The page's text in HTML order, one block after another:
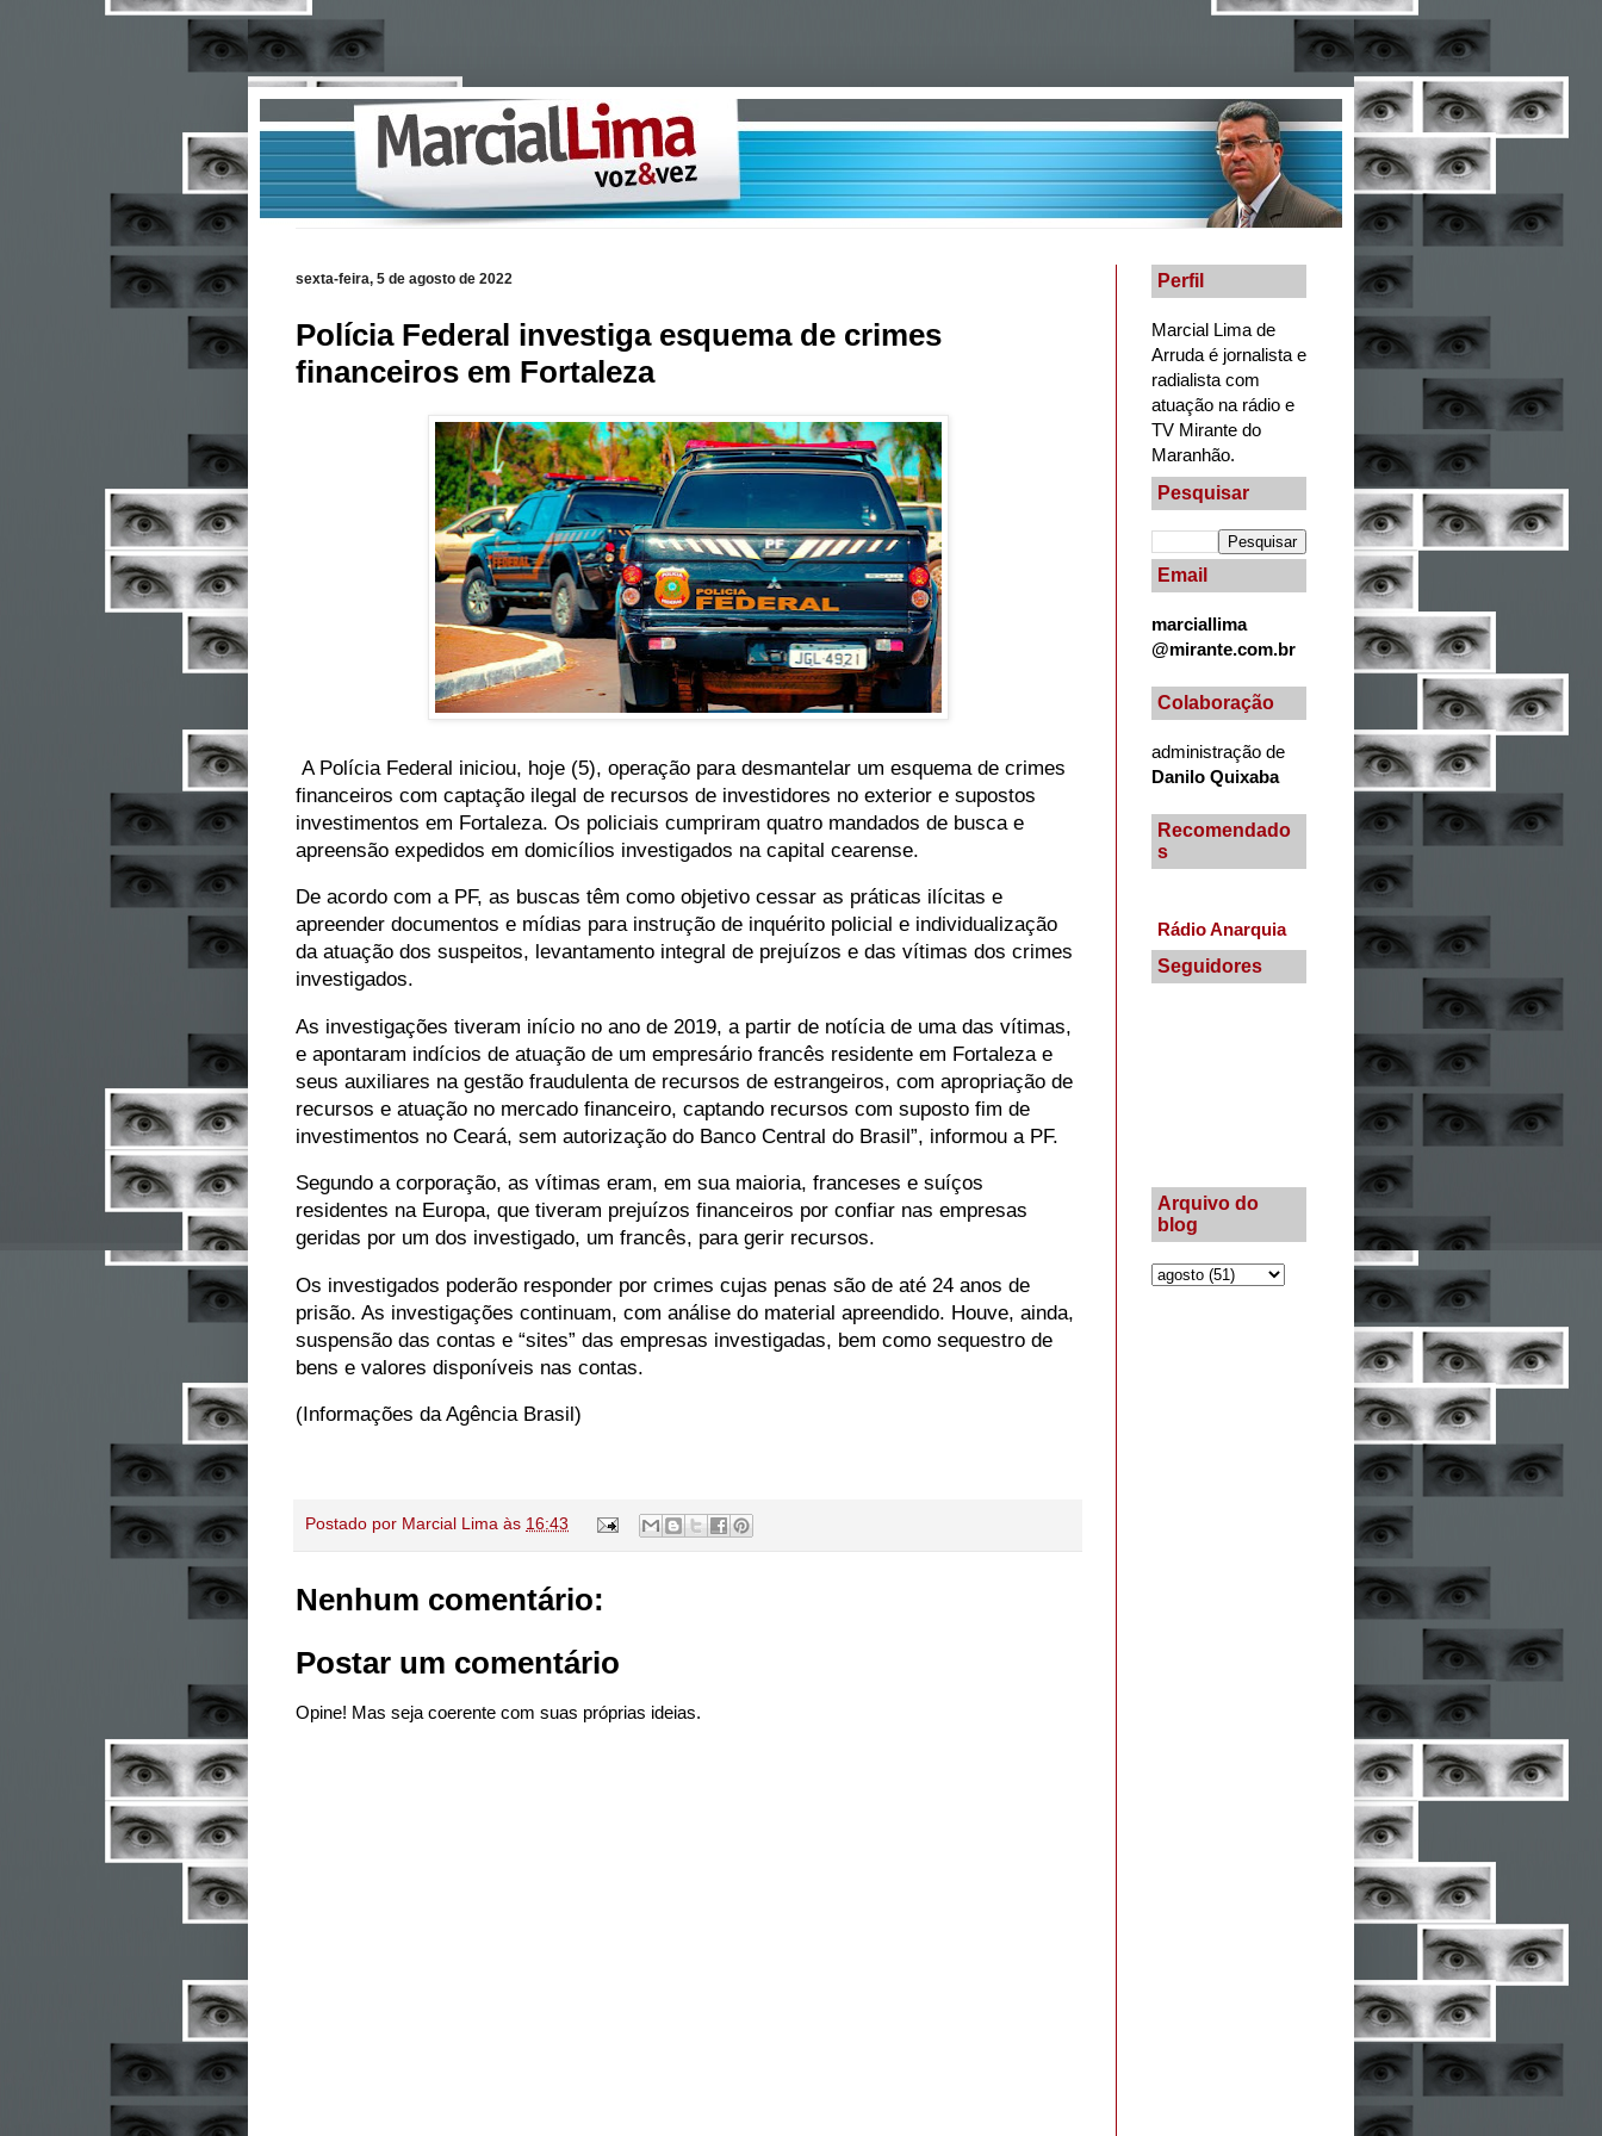
sexta-feira, 5 de agosto de 2022
Polícia Federal investiga esquema de crimes
financeiros em Fortaleza
A Polícia Federal iniciou, hoje (5), operação para desmantelar um esquema de crimes
financeiros com captação ilegal de recursos de investidores no exterior e supostos
investimentos em Fortaleza. Os policiais cumpriram quatro mandados de busca e
apreensão expedidos em domicílios investigados na capital cearense.
De acordo com a PF, as buscas têm como objetivo cessar as práticas ilícitas e
apreender documentos e mídias para instrução de inquérito policial e individualização
da atuação dos suspeitos, levantamento integral de prejuízos e das vítimas dos crimes
investigados.
As investigações tiveram início no ano de 2019, a partir de notícia de uma das vítimas,
e apontaram indícios de atuação de um empresário francês residente em Fortaleza e
seus auxiliares na gestão fraudulenta de recursos de estrangeiros, com apropriação de
recursos e atuação no mercado financeiro, captando recursos com suposto fim de
investimentos no Ceará, sem autorização do Banco Central do Brasil”, informou a PF.
Segundo a corporação, as vítimas eram, em sua maioria, franceses e suíços
residentes na Europa, que tiveram prejuízos financeiros por confiar nas empresas
geridas por um dos investigado, um francês, para gerir recursos.
Os investigados poderão responder por crimes cujas penas são de até 24 anos de
prisão. As investigações continuam, com análise do material apreendido. Houve, ainda,
suspensão das contas e “sites” das empresas investigadas, bem como sequestro de
bens e valores disponíveis nas contas.
(Informações da Agência Brasil)
Postado por Marcial Lima às 16:43
Nenhum comentário:
Postar um comentário
Opine! Mas seja coerente com suas próprias ideias.
Perfil
Marcial Lima de
Arruda é jornalista e
radialista com
atuação na rádio e
TV Mirante do
Maranhão.
Pesquisar
Email
marciallima
@mirante.com.br
Colaboração
administração de
Danilo Quixaba
Recomendado
s
Rádio Anarquia
Seguidores
Arquivo do
blog